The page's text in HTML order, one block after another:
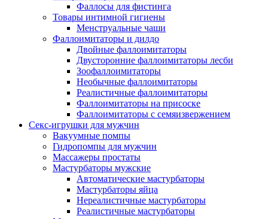
Фаллосы для фистинга
Товары интимной гигиены
Менструальные чаши
Фаллоимитаторы и дилдо
Двойные фаллоимитаторы
Двусторонние фаллоимитаторы лесби
Зоофаллоимитаторы
Необычные фаллоимитаторы
Реалистичные фаллоимитаторы
Фаллоимитаторы на присоске
Фаллоимитаторы с семяизвержением
Секс-игрушки для мужчин
Вакуумные помпы
Гидропомпы для мужчин
Массажеры простаты
Мастурбаторы мужские
Автоматические мастурбаторы
Мастурбаторы яйца
Нереалистичные мастурбаторы
Реалистичные мастурбаторы